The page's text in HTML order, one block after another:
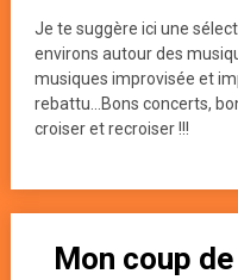
Je te suggère ici une
environs autour des
musiques improvisée et
rebattu...Bons concerts,
croiser et recroiser !!!
Mon coup